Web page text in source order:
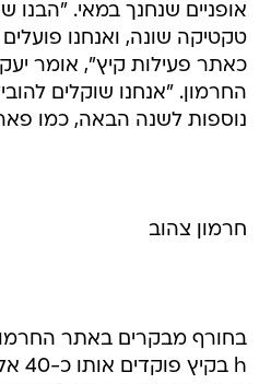
אופניים שנחנך במאי.
טקטיקה שונה, ואנחנו
כאתר פעילות קיץ", אומר
החרמון. "אנחנו שוקלים
נוספות לשנה הבאה, כמו
חרמון צהוב